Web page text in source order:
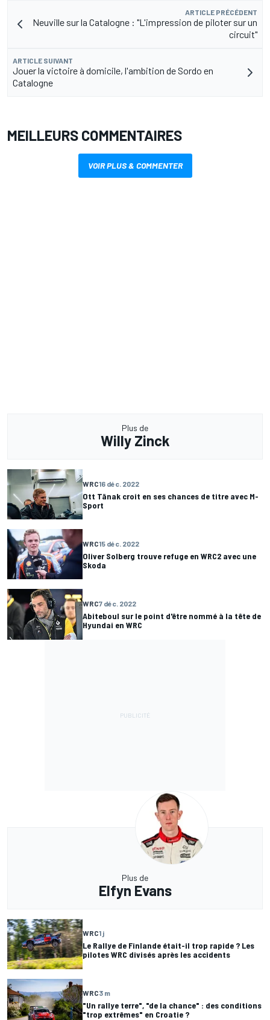
ARTICLE PRÉCÉDENT
Neuville sur la Catalogne : "L'impression de piloter sur un
circuit"
ARTICLE SUIVANT
Jouer la victoire à domicile, l'ambition de Sordo en
Catalogne
MEILLEURS COMMENTAIRES
VOIR PLUS & COMMENTER
Plus de
Willy Zinck
WRC16 déc. 2022
Ott Tänak croit en ses chances de titre avec M-
Sport
WRC15 déc. 2022
Oliver Solberg trouve refuge en WRC2 avec une
Skoda
WRC7 déc. 2022
Abiteboul sur le point d'être nommé à la tête de
Hyundai en WRC
Plus de
Elfyn Evans
WRC1 j
Le Rallye de Finlande était-il trop rapide ? Les
pilotes WRC divisés après les accidents
WRC3 m
"Un rallye terre", "de la chance" : des conditions
"trop extrêmes" en Croatie ?